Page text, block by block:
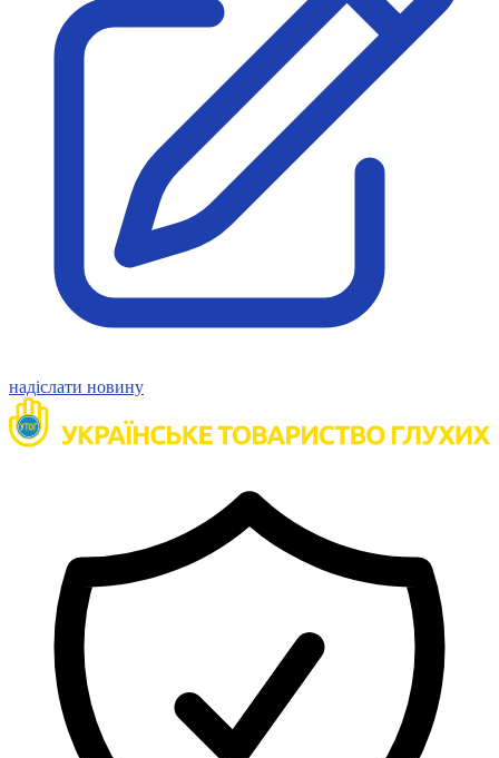
Нормативна база УТОГ
Документи ВФГ
Міжнародні документи
надіслати новину